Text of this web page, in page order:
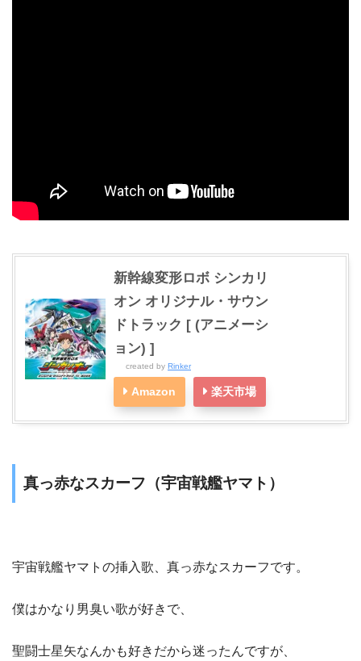
新幹線変形ロボ シンカリ
オン オリジナル・サウン
ドトラック [ (アニメーシ
ョン) ]
created by Rinker
Amazon 楽天市場
真っ赤なスカーフ（宇宙戦艦ヤマト）
宇宙戦艦ヤマトの挿入歌、真っ赤なスカーフです。
僕はかなり男臭い歌が好きで、
聖闘士星矢なんかも好きだから迷ったんですが、